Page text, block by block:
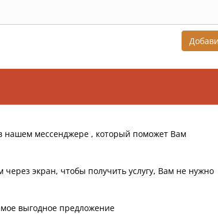
нашем мессенджере , который поможет Вам
экран, чтобы получить услугу, Вам не нужно
выгодное предложение